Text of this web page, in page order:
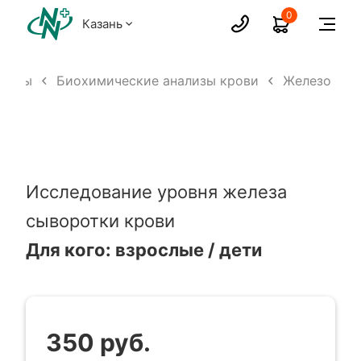
Казань
0
Биохимические анализы крови Железо
Исследование уровня железа
сыворотки крови
Для кого: взрослые / дети
350 руб.